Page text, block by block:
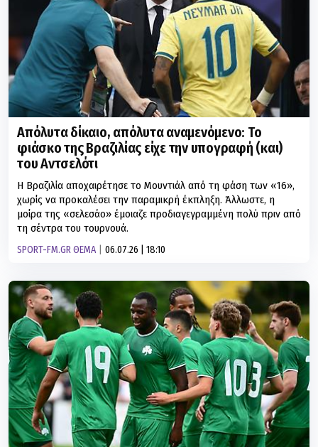
Απόλυτα δίκαιο, απόλυτα αναμενόμενο: Το
φιάσκο της Βραζιλίας είχε την υπογραφή (και)
του Αντσελότι
Η Βραζιλία αποχαιρέτησε το Μουντιάλ από τη φάση των «16»,
χωρίς να προκαλέσει την παραμικρή έκπληξη. Άλλωστε, η
μοίρα της «σελεσάο» έμοιαζε προδιαγεγραμμένη πολύ πριν από
τη σέντρα του τουρνουά.
SPORT-FM.GR ΘΕΜΑ 06.07.26 | 18:10